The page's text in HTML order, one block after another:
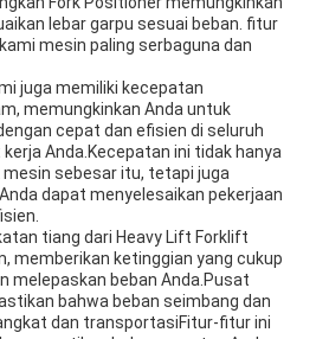
lebar garpu sesuai beban. fitur
mesin paling serbaguna dan
juga memiliki kecepatan
memungkinkan Anda untuk
cepat dan efisien di seluruh
Anda.Kecepatan ini tidak hanya
sebesar itu, tetapi juga
dapat menyelesaikan pekerjaan
tiang dari Heavy Lift Forklift
memberikan ketinggian yang cukup
melepaskan beban Anda.Pusat
bahwa beban seimbang dan
dan transportasiFitur-fitur ini